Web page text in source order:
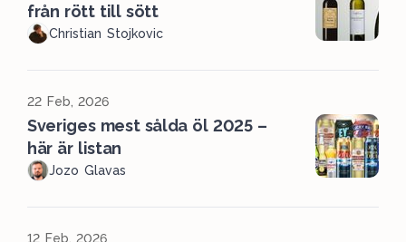
från rött till sött
Christian Stojkovic
22 Feb, 2026
Sveriges mest sålda öl 2025 –
här är listan
Jozo Glavas
12 Feb, 2026